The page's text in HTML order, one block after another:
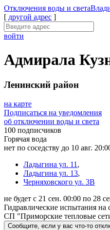
Отключения воды и света
[ другой адрес ]
войти
Адмирала
Ленинский район
на карте
Подписаться на уведомления
об отключении воды и света
100 подписчиков
Горячая вода
нет по соседству до 10 авг.
Ладыгина ул. 11 ,
Ладыгина ул. 13,
Черняховского ул. 3В
не будет с 21 сен. 00:00 по 28
Гидравлические испытания
СП "Приморские тепловые
Сообщите , если у вас что-то